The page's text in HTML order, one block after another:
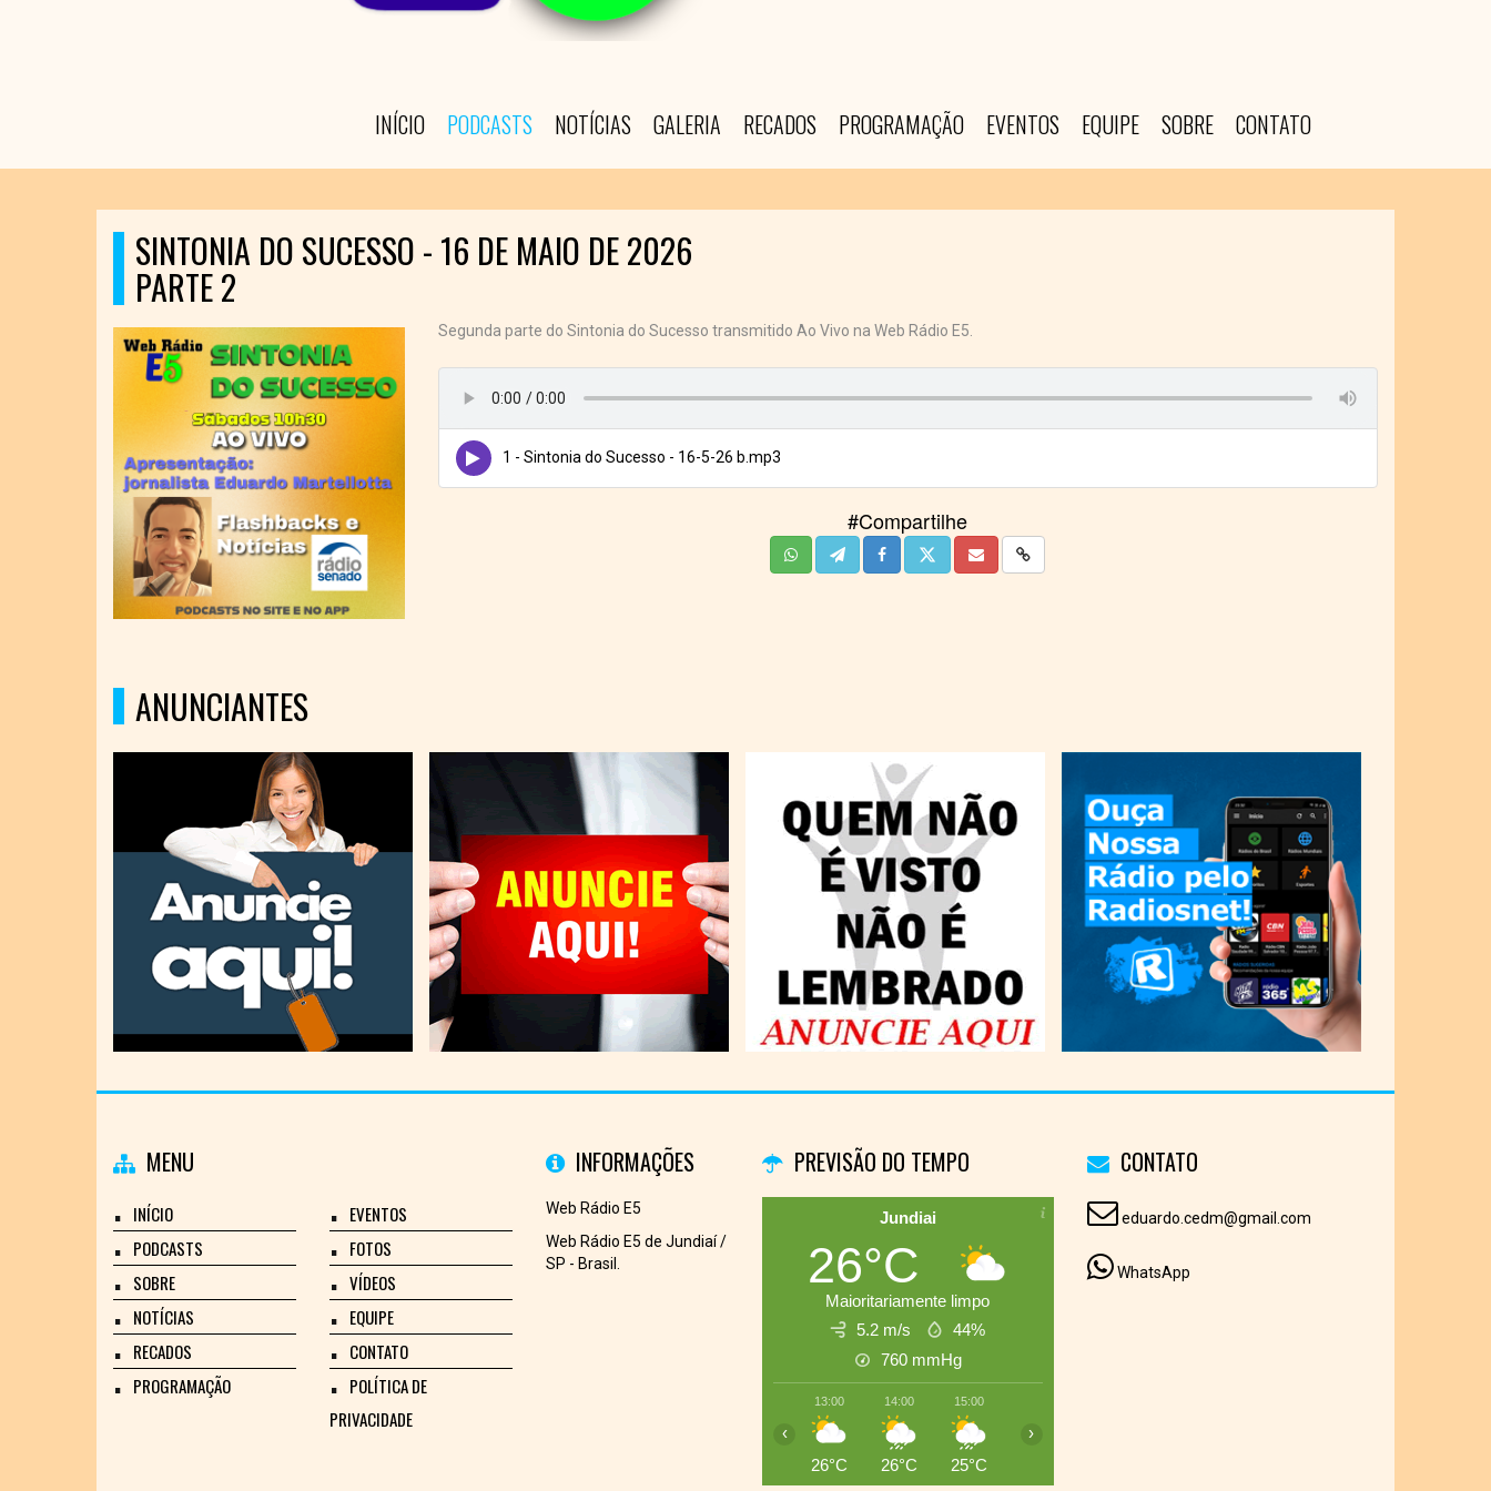
INÍCIO PODCASTS NOTÍCIAS GALERIA RECADOS PROGRAMAÇÃO EVENTOS EQUIPE SOBRE CONTATO
SINTONIA DO SUCESSO - 16 DE MAIO DE 2026
PARTE 2
Segunda parte do Sintonia do Sucesso transmitido Ao Vivo na Web Rádio E5.
1 - Sintonia do Sucesso - 16-5-26 b.mp3
#Compartilhe
ANUNCIANTES
MENU
INÍCIO
PODCASTS
SOBRE
NOTÍCIAS
RECADOS
PROGRAMAÇÃO
EVENTOS
FOTOS
VÍDEOS
EQUIPE
CONTATO
POLÍTICA DE
PRIVACIDADE
INFORMAÇÕES
Web Rádio E5
Web Rádio E5 de Jundiaí /
SP - Brasil.
PREVISÃO DO TEMPO
Jundiai
26°C
Maioritariamente limpo
5.2 m/s
44%
760 mmHg
13:00
26°C
14:00
26°C
15:00
25°C
‹ ›
CONTATO
eduardo.cedm@gmail.com
WhatsApp